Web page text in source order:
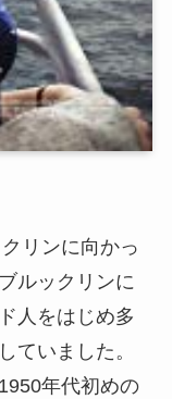
リンに向かっ
ルックリンに
人をはじめ多
ていました。
年代初めの